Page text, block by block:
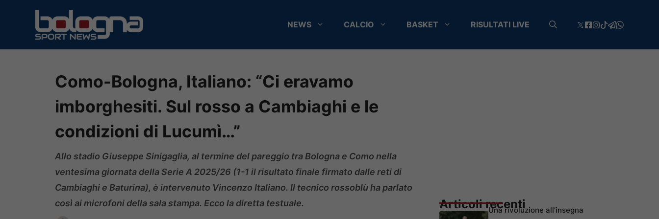
contenuto
NEWS CALCIO BASKET RISULTATI LIVE
Como-Bologna, Italiano: “Ci eravamo
imborghesiti. Sul rosso a Cambiaghi e le
condizioni di Lucumì…”
Allo stadio Giuseppe Sinigaglia, al termine del pareggio tra Bologna e Como nella
ventesima giornata della Serie A 2025/26 (1-1 il risultato finale firmato dalle reti di
Cambiaghi e Baturina), è intervenuto Vincenzo Italiano. Il tecnico rossoblù ha parlato
così ai microfoni della sala stampa. Ecco la diretta testuale.
Articoli recentiUna rivoluzione all’insegna